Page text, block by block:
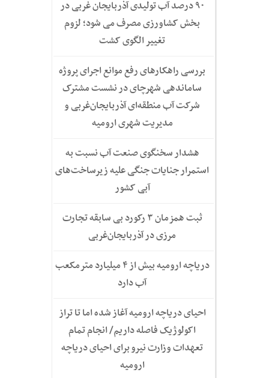
۹۰ درصد آب تولیدی آذربایجان غربی در
بخش کشاورزی مصرف می شود؛ لزوم
تغییر الگوی کشت
بررسی راهکارهای رفع موانع اجرای پروژه
ساماندهی شهرچای در نشست مشترک
شرکت آب منطقه‌ای آذربایجان‌غربی و
مدیریت شهری ارومیه
هشدار سخنگوی صنعت آب نسبت به
استمرار جنایات جنگی علیه زیرساخت‌های
آبی کشور
ثبت همزمان ۳ رکورد بی سابقه تجارت
مرزی در آذربایجان‌غربی
دریاچه ارومیه بیش از ۴ میلیارد مترمکعب
آب دارد
احیای دریاچه ارومیه آغاز شده اما تا تراز
اکولوژیک فاصله داریم/ انجام تمام
تعهدات وزارت نیرو برای احیای دریاچه
ارومیه